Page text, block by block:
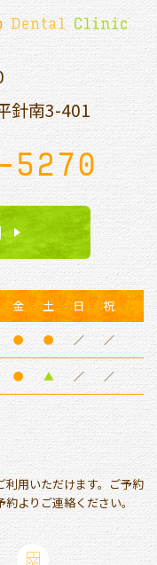
針南3-401
金 土 日
祝
● ● ／ ／
● ▲ ／ ／
用いただけます。ご予約
よりご連絡ください。